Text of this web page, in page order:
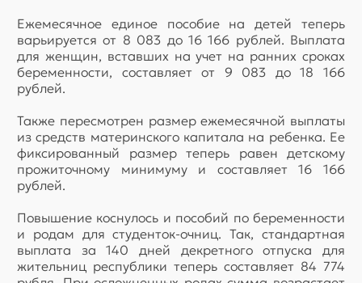
Ежемесячное единое пособие на детей теперь
варьируется от 8 083 до 16 166 рублей. Выплата
для женщин, вставших на учет на ранних сроках
беременности, составляет от 9 083 до 18 166
рублей.
Также пересмотрен размер ежемесячной выплаты
из средств материнского капитала на ребенка. Ее
фиксированный размер теперь равен детскому
прожиточному минимуму и составляет 16 166
рублей.
Повышение коснулось и пособий по беременности
и родам для студенток-очниц. Так, стандартная
выплата за 140 дней декретного отпуска для
жительниц республики теперь составляет 84 774